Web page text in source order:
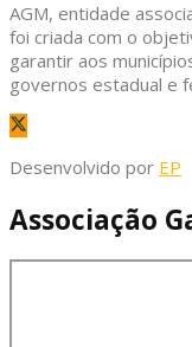
AGM, entidade
foi criada com o
garantir aos
governos estadual e
Desenvolvido por EP
Associação